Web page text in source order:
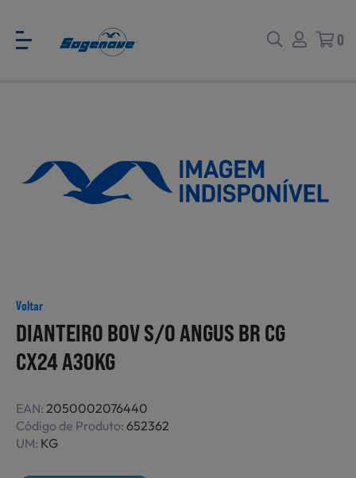
Ver todas
Refeições Prontas
CATÁLOGO PARA EVENTOS
0
Voltar
DIANTEIRO BOV S/O ANGUS BR CG
CX24 A30KG
EAN: 2050002076440
Código de Produto: 652362
UM: KG